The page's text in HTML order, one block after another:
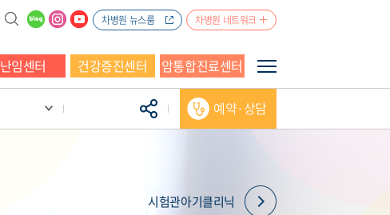
차병원 뉴스룸 차병원 네트워크
난임센터 건강증진센터 암통합진료센터
예약·상담
시험관아기클리닉